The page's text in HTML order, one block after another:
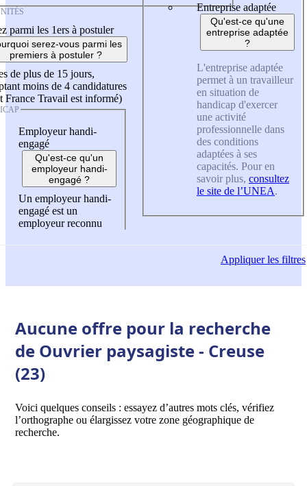
parmi les 1ers à postuler
serez-vous parmi les
premiers à postuler ?
de plus de 15 jours,
moins de 4 candidatures
France Travail est informé)
Employeur handi-
engagé
Qu'est-ce qu'un
employeur handi-
engagé ?
Un employeur handi-
engagé est un
employeur reconnu
Entreprise adaptée
Qu'est-ce qu'une
entreprise adaptée
?
L'entreprise adaptée
permet à un travailleur
en situation de
handicap d'exercer
une activité
professionnelle dans
des conditions
adaptées à ses
capacités. Pour en
savoir plus, consultez
le site de l’UNEA.
Appliquerles filtres
Aucune offre pour la recherche
de Ouvrier paysagiste - Creuse
(23)
Voici quelques conseils : essayez d’autres mots clés, vérifiez
l’orthographe ou élargissez votre zone géographique de
recherche.